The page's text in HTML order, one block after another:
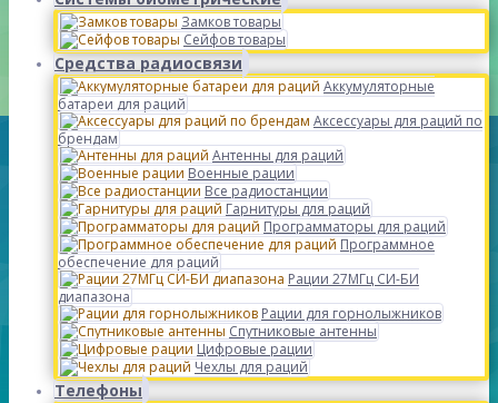
Замков товары
Сейфов товары
Средства радиосвязи
Аккумуляторные
батареи для раций
Аксессуары для раций по
брендам
Антенны для раций
Военные рации
Все радиостанции
Гарнитуры для раций
Программаторы для раций
Программное
обеспечение для раций
Рации 27МГц СИ-БИ
диапазона
Рации для горнолыжников
Спутниковые антенны
Цифровые рации
Чехлы для раций
Телефоны